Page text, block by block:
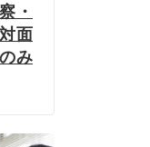
・
面
み